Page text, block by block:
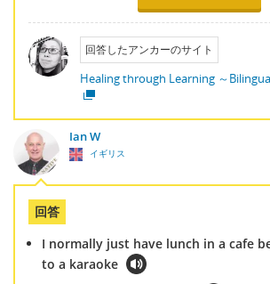
回答したアンカーのサイト
Healing through Learning ～
Ian W
イギリス
回答
I normally just have lunch in a cafe
to a karaoke